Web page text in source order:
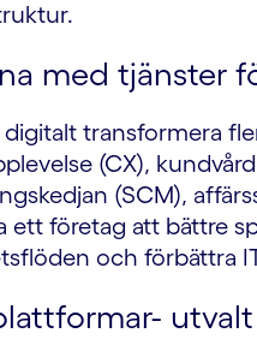
med tjänster
digitalt transformera
(CX),
(SCM),
ett företag att bättre
och förbättra